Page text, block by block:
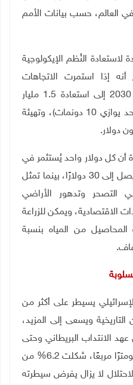
في العالم، حسب بيانات الأمم
النُظم الإيكولوجية
يوضح أنه إذا استمرت الاتجاهات
الراهنة، فسوف نحتاج بحلول 2030 إلى استعادة 1.5 مليار
هكتار من الأراضي (الهكتار الواحد يوازي 10 دونمات)، وتهيئة
دولار.
أن كل دولار واحد يُستثمر في
استعادة الأراضي قد يُدرّ عائدًا يصل إلى 30 دولارًا، بينما تمثل
التصحر وتدهور الأراضي
الاقتصادية، ويمكن للزراعة
من المياه بنسبة
.
يسيطر على أكثر من
ويسعى إلى المزيد،
عهد الانتداب البريطاني وحتى
1947 استغلوا فقط 1,682 كيلومترًا مربعًا، شكلت 6.2% من
لا يزال يفرض سيطرته